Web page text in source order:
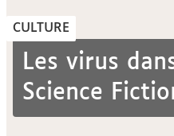
CULTURE
Les virus
Science